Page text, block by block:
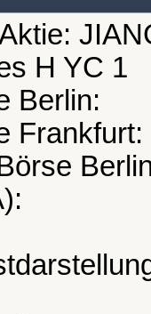
H YC 1
Berlin:
Frankfurt: